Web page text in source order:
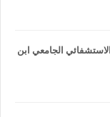
الاستشفائي الجامعي ابن